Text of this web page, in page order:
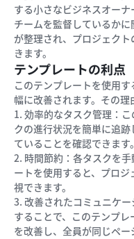
する小さなビジネスオー
チームを監督しているか
が整理され、プロジェク
きます。
テンプレートの利点
このテンプレートを使用
幅に改善されます。その理
1. 効率的なタスク管理：
クの進行状況を簡単に追
ていることを確認できます。
2. 時間節約：各タスクを
ートを使用すると、プロ
視できます。
3. 改善されたコミュニケ
することで、このテンプ
を改善し、全員が同じペー